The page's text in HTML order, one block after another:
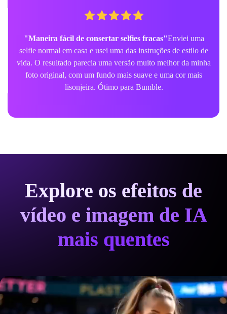
"Maneira fácil de consertar selfies fracas"Enviei uma
selfie normal em casa e usei uma das instruções de estilo de
vida. O resultado parecia uma versão muito melhor da minha
foto original, com um fundo mais suave e uma cor mais
lisonjeira. Ótimo para Bumble.
Explore os efeitos de
vídeo e imagem de IA
mais quentes